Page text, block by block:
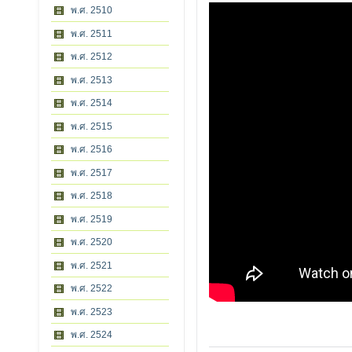
พ.ศ. 2510
พ.ศ. 2511
พ.ศ. 2512
พ.ศ. 2513
พ.ศ. 2514
พ.ศ. 2515
พ.ศ. 2516
พ.ศ. 2517
พ.ศ. 2518
พ.ศ. 2519
พ.ศ. 2520
พ.ศ. 2521
พ.ศ. 2522
พ.ศ. 2523
พ.ศ. 2524